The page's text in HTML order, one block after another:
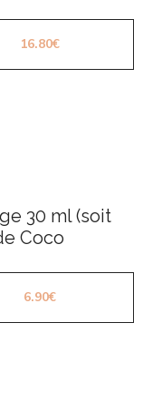
16.80€
30 ml (soit
Coco
6.90€